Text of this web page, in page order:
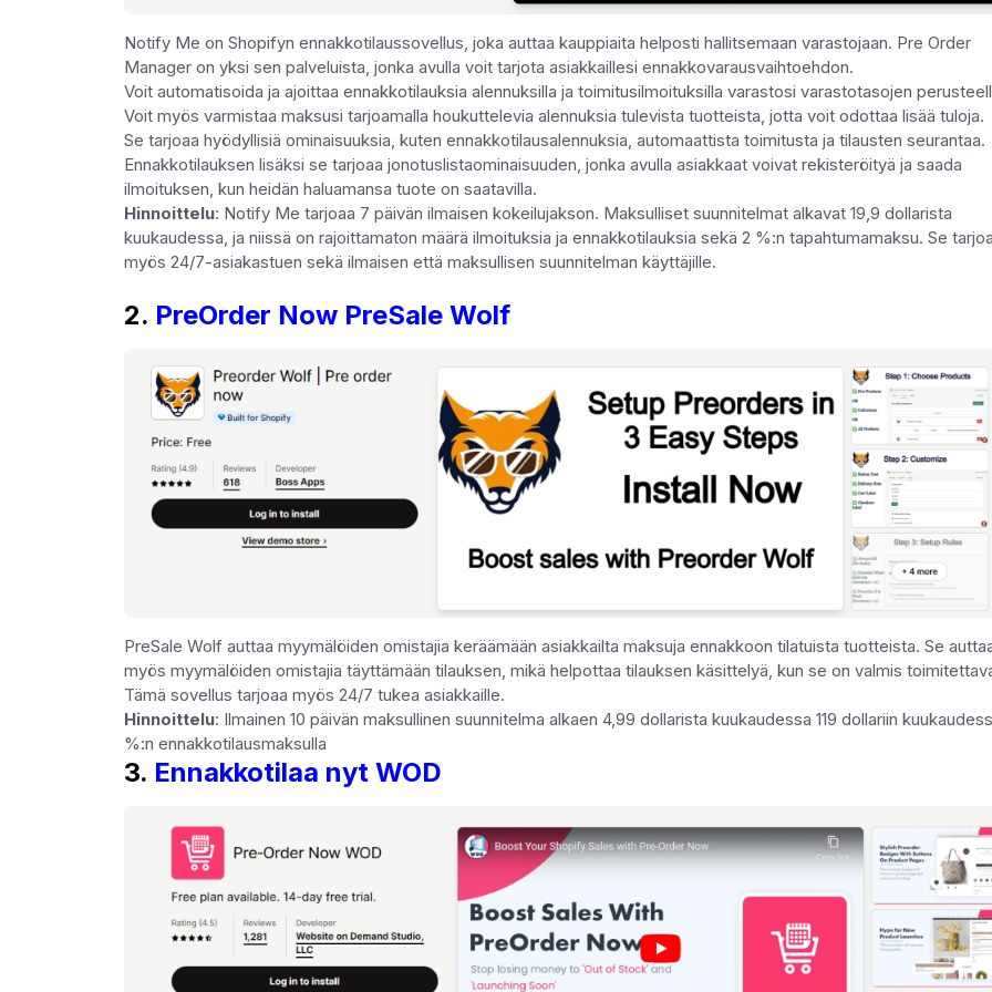
Notify Me on Shopifyn ennakkotilaussovellus, joka auttaa kauppiaita helposti hallitsemaan varastojaan. Pre Order
Manager on yksi sen palveluista, jonka avulla voit tarjota asiakkaillesi ennakkovarausvaihtoehdon.
Voit automatisoida ja ajoittaa ennakkotilauksia alennuksilla ja toimitusilmoituksilla varastosi varastotasojen
Voit myös varmistaa maksusi tarjoamalla houkuttelevia alennuksia tulevista tuotteista, jotta voit odottaa lisää tuloja.
Se tarjoaa hyödyllisiä ominaisuuksia, kuten ennakkotilausalennuksia, automaattista toimitusta ja tilausten seurantaa.
Ennakkotilauksen lisäksi se tarjoaa jonotuslistaominaisuuden, jonka avulla asiakkaat voivat rekisteröityä ja saada
ilmoituksen, kun heidän haluamansa tuote on saatavilla.
Hinnoittelu: Notify Me tarjoaa 7 päivän ilmaisen kokeilujakson. Maksulliset suunnitelmat alkavat 19,9 dollarista
kuukaudessa, ja niissä on rajoittamaton määrä ilmoituksia ja ennakkotilauksia sekä 2 %:n tapahtumamaksu. Se
myös 24/7-asiakastuen sekä ilmaisen että maksullisen suunnitelman käyttäjille.
2. PreOrder Now PreSale Wolf
PreSale Wolf auttaa myymälöiden omistajia keräämään asiakkailta maksuja ennakkoon tilatuista tuotteista. Se
myös myymälöiden omistajia täyttämään tilauksen, mikä helpottaa tilauksen käsittelyä, kun se on valmis
Tämä sovellus tarjoaa myös 24/7 tukea asiakkaille.
Hinnoittelu: Ilmainen 10 päivän maksullinen suunnitelma alkaen 4,99 dollarista kuukaudessa 119 dollariin
%:n ennakkotilausmaksulla
3. Ennakkotilaa nyt WOD